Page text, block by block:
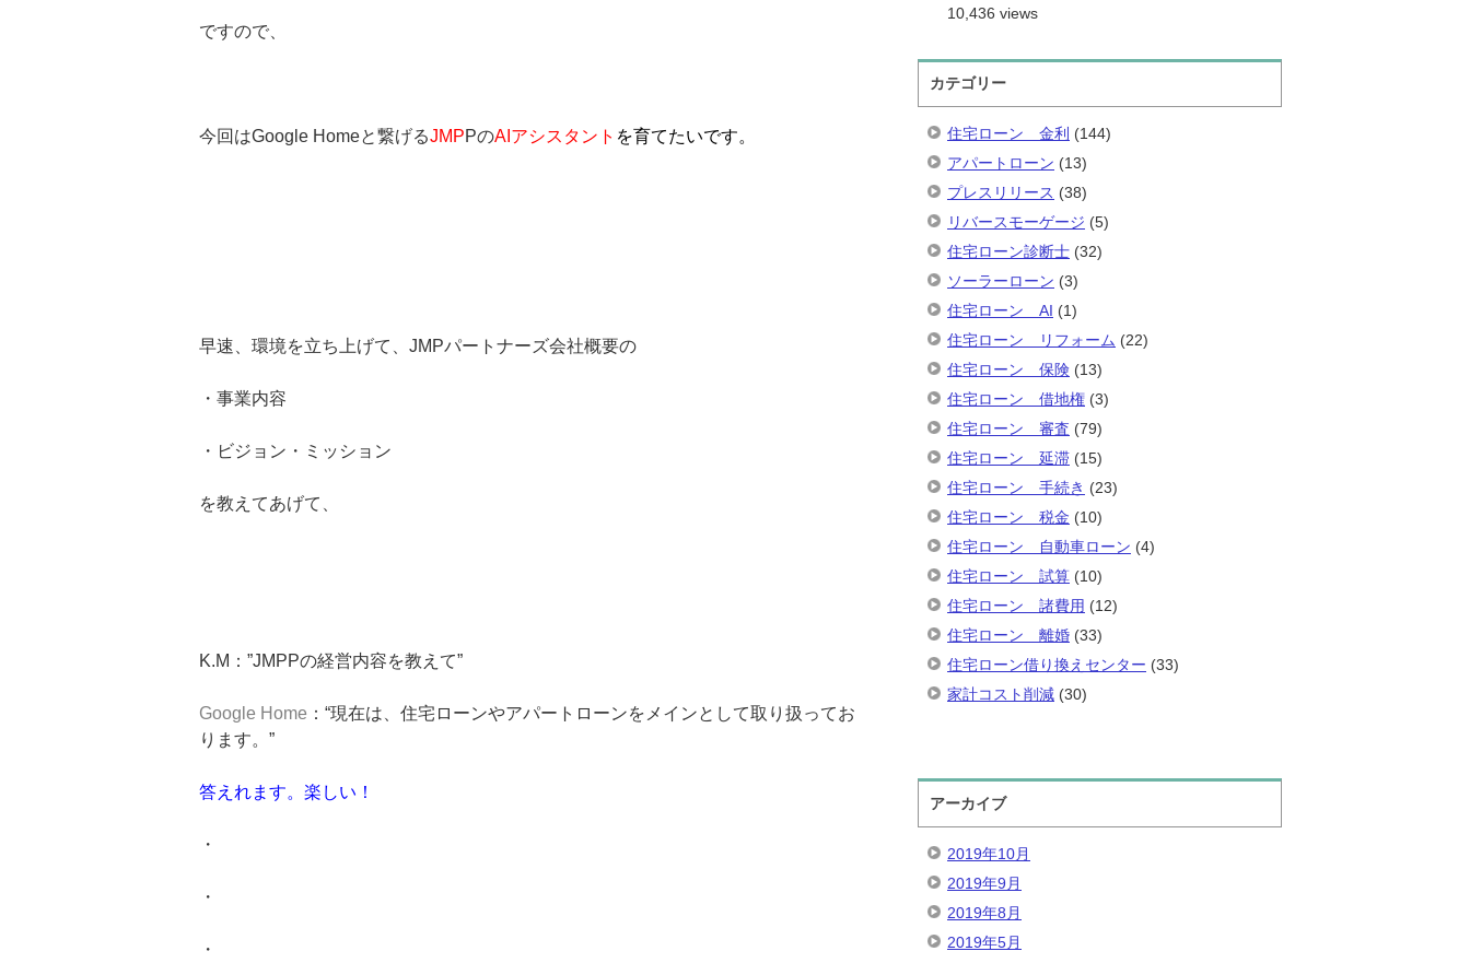
ですので、
今回はGoogle Homeと繋げるJMPPのAIアシスタント を育てたいです。
早速、環境を立ち上げて、JMPパートナーズ会社概要の
・事業内容
・ビジョン・ミッション
を教えてあげて、
K.M：”JMPPの経営内容を教えて”
Google Home ：“現在は、住宅ローンやアパートローンをメインとして取り扱ってお
ります。”
答えれます。楽しい！
・
・
・
10,436 views
カテゴリー
住宅ローン 金利 (144)
アパートローン (13)
プレスリリース (38)
リバースモーゲージ (5)
住宅ローン診断士 (32)
ソーラーローン (3)
住宅ローン AI (1)
住宅ローン リフォーム (22)
住宅ローン 保険 (13)
住宅ローン 借地権 (3)
住宅ローン 審査 (79)
住宅ローン 延滞 (15)
住宅ローン 手続き (23)
住宅ローン 税金 (10)
住宅ローン 自動車ローン (4)
住宅ローン 試算 (10)
住宅ローン 諸費用 (12)
住宅ローン 離婚 (33)
住宅ローン借り換えセンター (33)
家計コスト削減 (30)
アーカイブ
2019年10月
2019年9月
2019年8月
2019年5月